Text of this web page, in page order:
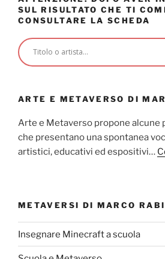
SUL RISULTATO CHE TI
CONSULTARE LA SCHEDA
ARTE E METAVERSO DI
Arte e Metaverso propone
che presentano una spontanea
artistici, educativi ed espositivi…
METAVERSI DI MARCO
Insegnare Minecraft a scuola